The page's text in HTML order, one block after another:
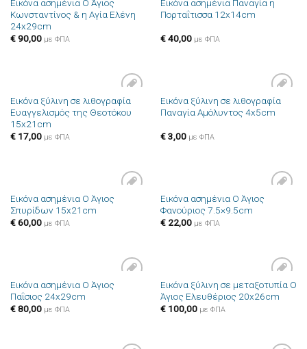
Πρόσθήκη
στην λίστα
Εικόνα ασημένια Ο Άγιος
Κωνσταντίνος & η Αγία Ελένη
24x29cm
€90,00 με ΦΠΑ
Πρόσθήκη
στην λίστα
Εικόνα ασημένια Παναγία η
Πορταΐτισσα 12x14cm
€40,00 με ΦΠΑ
Πρόσθήκη
στην λίστα
Εικόνα ξύλινη σε λιθογραφία
Ευαγγελισμός της Θεοτόκου
15x21cm
€17,00 με ΦΠΑ
Πρόσθήκη
στην λίστα
Εικόνα ξύλινη σε λιθογραφία
Παναγία Αμόλυντος 4x5cm
€3,00 με ΦΠΑ
Πρόσθήκη
Εικόνα ασημένια Ο Άγιος
Σπυρίδων 15x21cm
€60,00 με ΦΠΑ
Πρόσθήκη
στην λίστα
Εικόνα ασημένια Ο Άγιος
Φανούριος 7.5×9.5cm
€22,00 με ΦΠΑ
Πρόσθήκη
Εικόνα ασημένια Ο Άγιος
Παΐσιος 24x29cm
€80,00 με ΦΠΑ
Πρόσθήκη
στην λίστα
Εικόνα ξύλινη σε μεταξοτυπία Ο
Άγιος Ελευθέριος 20x26cm
€100,00 με ΦΠΑ